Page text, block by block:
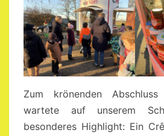
Zum krönenden
wartete auf unserem
besonderes Highlight: Ein